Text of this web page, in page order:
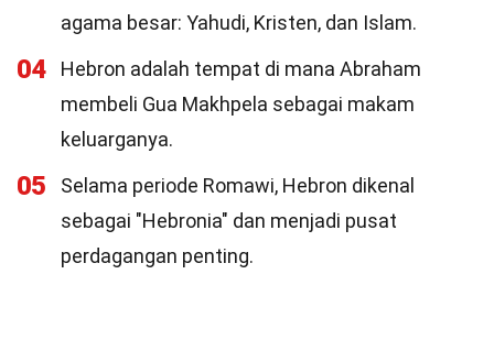
agama besar: Yahudi, Kristen, dan Islam.
04
Hebron adalah tempat di mana Abraham
membeli Gua Makhpela sebagai makam
keluarganya.
05
Selama periode Romawi, Hebron dikenal
sebagai "Hebronia" dan menjadi pusat
perdagangan penting.